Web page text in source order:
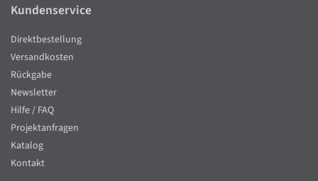
Kundenservice
Direktbestellung
Versandkosten
Rückgabe
Newsletter
Hilfe / FAQ
Projektanfragen
Katalog
Kontakt